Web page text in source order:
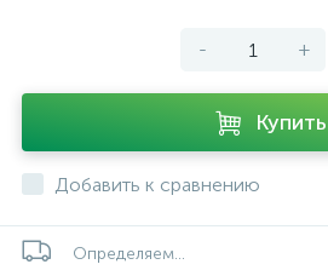
- +
Купить
Добавить к сравнению
Определяем...